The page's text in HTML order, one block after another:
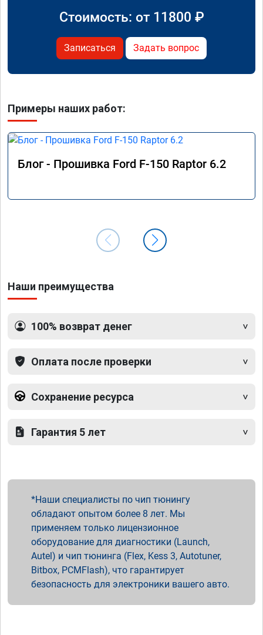
Стоимость: от 11800 ₽
Записаться Задать вопрос
Примеры наших работ:
Блог - Прошивка Ford F-150 Raptor 6.2
Наши преимущества
100% возврат денег
Оплата после проверки
Сохранение ресурса
Гарантия 5 лет
Наши специалисты по чип тюнингу
обладают опытом более 8 лет. Мы
применяем только лицензионное
оборудование для диагностики (Launch,
Autel) и чип тюнинга (Flex, Kess 3, Autotuner,
Bitbox, PCMFlash), что гарантирует
безопасность для электроники вашего авто.